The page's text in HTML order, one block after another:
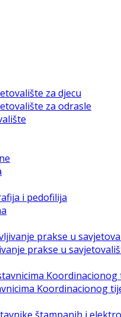
za djecu
za odrasle
i pedofilija
prakse u
Koordinacionog